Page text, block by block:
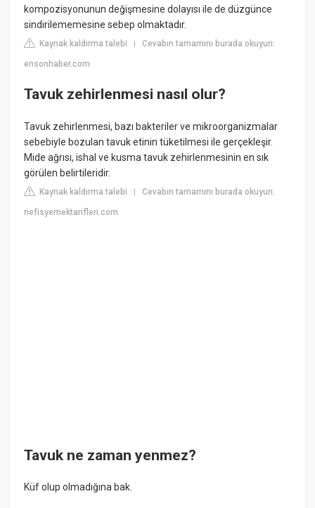
kompozisyonunun değişmesine dolayısı ile de düzgünce
sindirilememesine sebep olmaktadır.
Kaynak kaldırma talebi |Cevabın tamamını burada okuyun:
ensonhaber.com
Tavuk zehirlenmesi nasıl olur?
Tavuk zehirlenmesi, bazı bakteriler ve mikroorganizmalar
sebebiyle bozulan tavuk etinin tüketilmesi ile gerçekleşir.
Mide ağrısı, ishal ve kusma tavuk zehirlenmesinin en sık
görülen belirtileridir.
Kaynak kaldırma talebi |Cevabın tamamını burada okuyun:
nefisyemektarifleri.com
Tavuk ne zaman yenmez?
Küf olup olmadığına bak.